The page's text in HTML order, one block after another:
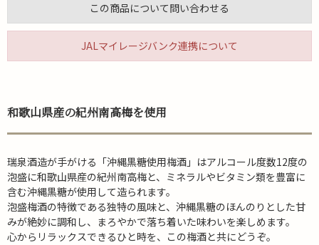
この商品について問い合わせる
JALマイレージバンク連携について
和歌山県産の紀州南高梅を使用
瑞泉酒造が手がける「沖縄黒糖使用梅酒」はアルコール度数12度の
泡盛に和歌山県産の紀州南高梅と、ミネラルやビタミン類を豊富に
含む沖縄黒糖が使用して造られます。
泡盛梅酒の特徴である独特の風味と、沖縄黒糖のほんのりとした甘
みが絶妙に調和し、まろやかで落ち着いた味わいを楽しめます。
心からリラックスできるひと時を、この梅酒と共にどうぞ。